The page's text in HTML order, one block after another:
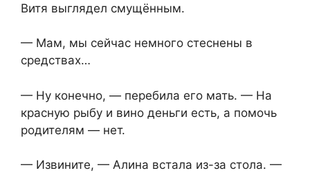
Витя выглядел смущённым.
— Мам, мы сейчас немного стеснены в
средствах…
— Ну конечно, — перебила его мать. — На
красную рыбу и вино деньги есть, а помочь
родителям — нет.
— Извините, — Алина встала из-за стола. —